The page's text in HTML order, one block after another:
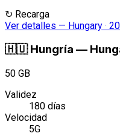
↻ Recarga
Ver detalles — Hungary ·
🇭🇺 Hungría —
50 GB
Validez
180 días
Velocidad
5G